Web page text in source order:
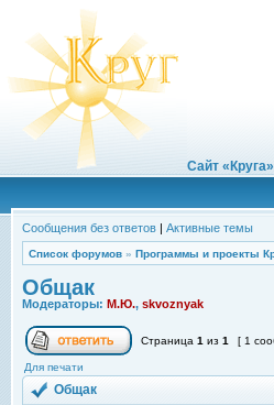
Сайт «Круга»
Сообщения без ответов | Активные темы
Список форумов » Программы и проекты
Общак
Модераторы: М.Ю., skvoznyak
Страница 1 из 1 [ 1
Для печати
Общак